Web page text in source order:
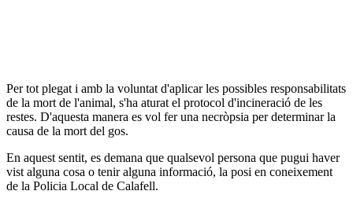
Per tot plegat i amb la voluntat d'aplicar les possibles responsabilitats
de la mort de l'animal, s'ha aturat el protocol d'incineració de les
restes. D'aquesta manera es vol fer una necròpsia per determinar la
causa de la mort del gos.
En aquest sentit, es demana que qualsevol persona que pugui haver
vist alguna cosa o tenir alguna informació, la posi en coneixement
de la Policia Local de Calafell.